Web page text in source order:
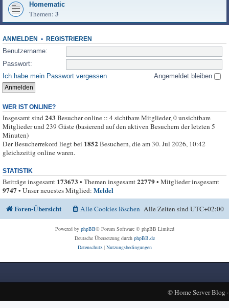
Homematic
Themen: 3
ANMELDEN • REGISTRIEREN
Benutzername:
Passwort:
Ich habe mein Passwort vergessen
Angemeldet bleiben
WER IST ONLINE?
Insgesamt sind243 Besucher online :: 4 sichtbare Mitglieder, 0 unsichtbare
Mitglieder und 239 Gäste (basierend auf den aktiven Besuchern der letzten 5
Minuten)
Der Besucherrekord liegt bei 1852Besuchern, die am 30. Jul 2026, 10:42
gleichzeitig online waren.
STATISTIK
Beiträge insgesamt 173673 • Themen insgesamt22779• Mitglieder insgesamt
9747• Unser neuestes Mitglied: Meldel
Foren-Übersicht
Alle Zeiten sindUTC+02:00
Alle Cookies löschen
Powered by phpBB® Forum Software © phpBB Limited
Deutsche Übersetzung durch phpBB.de
Datenschutz| Nutzungsbedingungen
©Home Server Blog